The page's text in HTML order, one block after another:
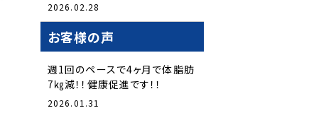
2026.02.28
お客様の声
週1回のペースで4ヶ月で体脂肪
7㎏減！！健康促進です！！
2026.01.31